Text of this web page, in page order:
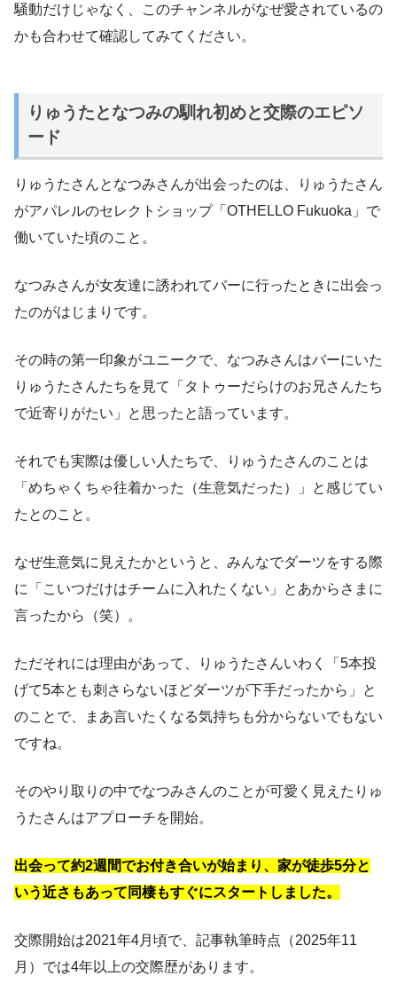
騒動だけじゃなく、このチャンネルがなぜ愛されているの
かも合わせて確認してみてください。
りゅうたとなつみの馴れ初めと交際のエピソ
ード
りゅうたさんとなつみさんが出会ったのは、りゅうたさん
がアパレルのセレクトショップ「OTHELLO Fukuoka」で
働いていた頃のこと。
なつみさんが女友達に誘われてバーに行ったときに出会っ
たのがはじまりです。
その時の第一印象がユニークで、なつみさんはバーにいた
りゅうたさんたちを見て「タトゥーだらけのお兄さんたち
で近寄りがたい」と思ったと語っています。
それでも実際は優しい人たちで、りゅうたさんのことは
「めちゃくちゃ往着かった（生意気だった）」と感じてい
たとのこと。
なぜ生意気に見えたかというと、みんなでダーツをする際
に「こいつだけはチームに入れたくない」とあからさまに
言ったから（笑）。
ただそれには理由があって、りゅうたさんいわく「5本投
げて5本とも刺さらないほどダーツが下手だったから」と
のことで、まあ言いたくなる気持ちも分からないでもない
ですね。
そのやり取りの中でなつみさんのことが可愛く見えたりゅ
うたさんはアプローチを開始。
出会って約2週間でお付き合いが始まり、家が徒歩5分と
いう近さもあって同棲もすぐにスタートしました。
交際開始は2021年4月頃で、記事執筆時点（2025年11
月）では4年以上の交際歴があります。